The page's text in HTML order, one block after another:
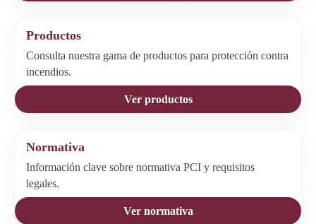
Productos
Consulta nuestra gama de productos para protección contra
incendios.
Ver productos
Normativa
Información clave sobre normativa PCI y requisitos
legales.
Ver normativa